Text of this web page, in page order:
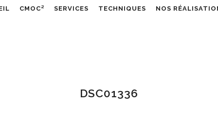
CMOC² SERVICES TECHNIQUES NOS
DSC01336